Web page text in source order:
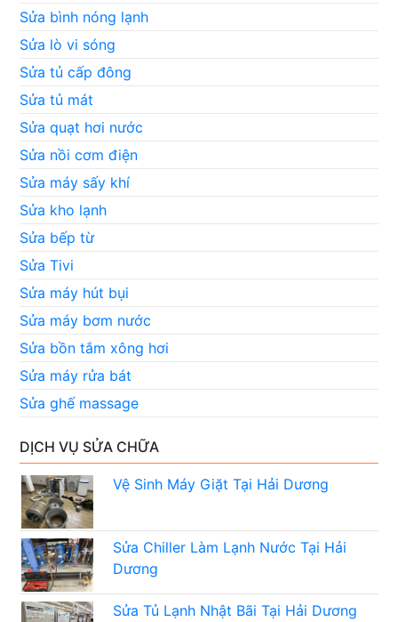
Sửa bình nóng lạnh
Sửa lò vi sóng
Sửa tủ cấp đông
Sửa tủ mát
Sửa quạt hơi nước
Sửa nồi cơm điện
Sửa máy sấy khí
Sửa kho lạnh
Sửa bếp từ
Sửa Tivi
Sửa máy hút bụi
Sửa máy bơm nước
Sửa bồn tắm xông hơi
Sửa máy rửa bát
Sửa ghế massage
DỊCH VỤ SỬA CHỮA
Vệ Sinh Máy Giặt Tại Hải Dương
Sửa Chiller Làm Lạnh Nước Tại Hải
Dương
Sửa Tủ Lạnh Nhật Bãi Tại Hải Dương